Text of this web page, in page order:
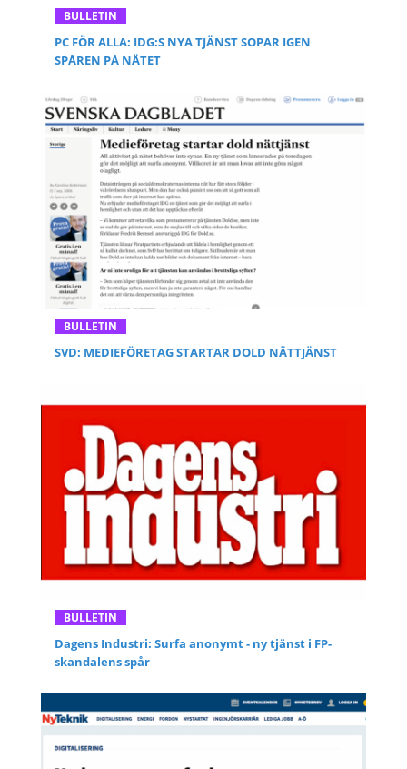
BULLETIN
PC FÖR ALLA: IDG:S NYA TJÄNST SOPAR IGEN
SPÅREN PÅ NÄTET
BULLETIN
SVD: MEDIEFÖRETAG STARTAR DOLD NÄTTJÄNST
BULLETIN
Dagens Industri: Surfa anonymt - ny tjänst i FP-
skandalens spår